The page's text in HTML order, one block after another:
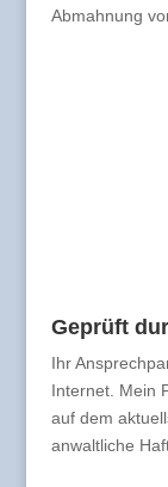
Abmahnung
Geprüft
Ihr
Internet. Mein
auf dem
anwaltliche